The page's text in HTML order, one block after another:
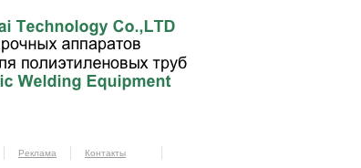
Реклама Контакты